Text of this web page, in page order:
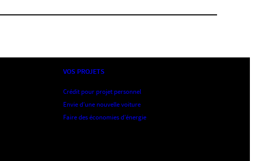
VOS PROJETS
Crédit pour projet personnel
Envie d’une nouvelle voiture
Faire des économies d’énergie